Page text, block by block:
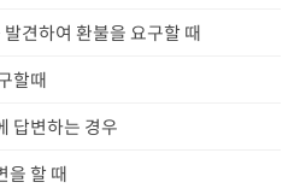
견하여 환불을 요구할 때
할때
답변하는 경우
을 할 때